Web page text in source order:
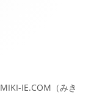
MIKI-IE.COM（みき